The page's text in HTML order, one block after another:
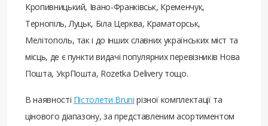
Кропивницький, Івано-Франківськ, Кременчук,
Тернопіль, Луцьк, Біла Церква, Краматорськ,
Мелітополь, так і до інших славних українських міст та
місць, де є пункти видачі популярних перевізників Нова
Пошта, УкрПошта, Rozetka Delivery тощо.
В наявності Пістолети Bruni різної комплектації та
цінового діапазону, за представленим асортиментом